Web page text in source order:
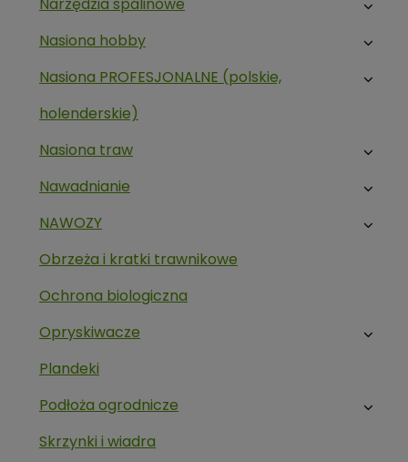
Nasiona hobby
Nasiona PROFESJONALNE (polskie,
holenderskie)
Nasiona traw
Nawadnianie
NAWOZY
Obrzeża i kratki trawnikowe
Ochrona biologiczna
Opryskiwacze
Plandeki
Podłoża ogrodnicze
Skrzynki i wiadra